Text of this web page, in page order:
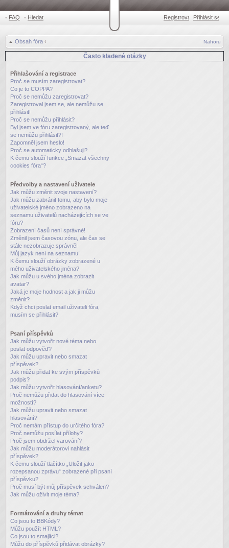
• FAQ • Hledat Registrovat •Přihlásit se
Obsah fóra ‹ Nahoru
Často kladené otázky
Přihlašování a registrace
Proč se musím zaregistrovat?
Co je to COPPA?
Proč se nemůžu zaregistrovat?
Zaregistroval jsem se, ale nemůžu se
přihlásit!
Proč se nemůžu přihlásit?
Byl jsem ve fóru zaregistrovaný, ale teď
se nemůžu přihlásit?!
Zapomněl jsem heslo!
Proč se automaticky odhlašuji?
K čemu slouží funkce „Smazat všechny
cookies fóra“?
Předvolby a nastavení uživatele
Jak můžu změnit svoje nastavení?
Jak můžu zabránit tomu, aby bylo moje
uživatelské jméno zobrazeno na
seznamu uživatelů nacházejících se ve
fóru?
Zobrazení časů není správné!
Změnil jsem časovou zónu, ale čas se
stále nezobrazuje správně!
Můj jazyk není na seznamu!
K čemu slouží obrázky zobrazené u
mého uživatelského jména?
Jak můžu u svého jména zobrazit
avatar?
Jaká je moje hodnost a jak ji můžu
změnit?
Když chci poslat email uživateli fóra,
musím se přihlásit?
Psaní příspěvků
Jak můžu vytvořit nové téma nebo
poslat odpověď?
Jak můžu upravit nebo smazat
příspěvek?
Jak můžu přidat ke svým příspěvků
podpis?
Jak můžu vytvořit hlasování/anketu?
Proč nemůžu přidat do hlasování více
možností?
Jak můžu upravit nebo smazat
hlasování?
Proč nemám přístup do určitého fóra?
Proč nemůžu posílat přílohy?
Proč jsem obdržel varování?
Jak můžu moderátorovi nahlásit
příspěvek?
K čemu slouží tlačítko „Uložit jako
rozepsanou zprávu“ zobrazené při psaní
příspěvku?
Proč musí být můj příspěvek schválen?
Jak můžu oživit moje téma?
Formátování a druhy témat
Co jsou to BBKódy?
Můžu použít HTML?
Co jsou to smajlíci?
Můžu do příspěvků přidávat obrázky?